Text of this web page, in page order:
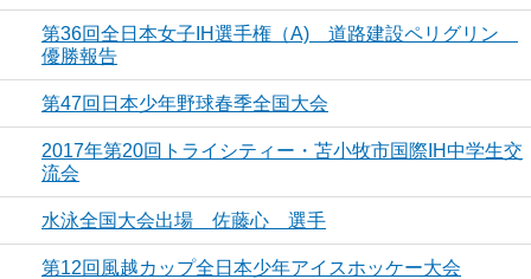
第36回全日本女子IH選手権（A) 道路建設ペリグリン
優勝報告
第47回日本少年野球春季全国大会
2017年第20回トライシティー・苫小牧市国際IH中学生交
流会
水泳全国大会出場 佐藤心 選手
第12回風越カップ全日本少年アイスホッケー大会